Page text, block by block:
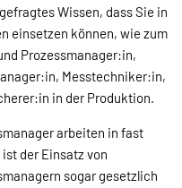
Wissen, dass Sie in
einsetzen können, wie zum
Prozessmanager:in,
Messtechniker:in,
in der Produktion.
arbeiten in fast
der Einsatz von
sogar gesetzlich